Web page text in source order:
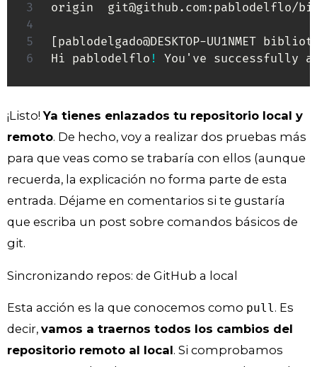
origin  git@github.com:pablodelflo/
[ pablodelgado@DESKTOP-UU1NMET
Hi pablodelflo ! You've successfully
¡Listo!Ya tienes enlazados tu repositorio local y
remoto. De hecho, voy a realizar dos pruebas más
para que veas como se trabaría con ellos (aunque
recuerda, la explicación no forma parte de esta
entrada. Déjame en comentarios si te gustaría
que escriba un post sobre comandos básicos de
git.
Sincronizando repos: de GitHub a local
Esta acción es la que conocemos como pull. Es
decir, vamos a traernos todos los cambios del
repositorio remoto al local. Si comprobamos